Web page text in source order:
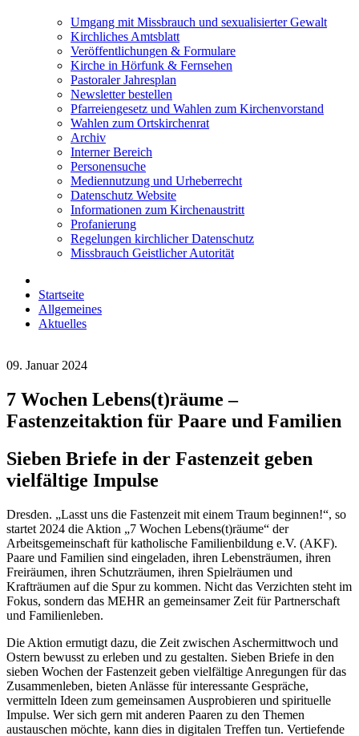
Umgang mit Missbrauch und sexualisierter Gewalt
Kirchliches Amtsblatt
Veröffentlichungen & Formulare
Kirche in Hörfunk & Fernsehen
Pastoraler Jahresplan
Newsletter bestellen
Pfarreiengesetz und Wahlen zum Kirchenvorstand
Wahlen zum Ortskirchenrat
Archiv
Interner Bereich
Personensuche
Mediennutzung und Urheberrecht
Datenschutz Website
Informationen zum Kirchenaustritt
Profanierung
Regelungen kirchlicher Datenschutz
Missbrauch Geistlicher Autorität
Startseite
Allgemeines
Aktuelles
09. Januar 2024
7 Wochen Lebens(t)räume –
Fastenzeitaktion für Paare und Familien
Sieben Briefe in der Fastenzeit geben
vielfältige Impulse
Dresden. „Lasst uns die Fastenzeit mit einem Traum beginnen!“, so
startet 2024 die Aktion „7 Wochen Lebens(t)räume“ der
Arbeitsgemeinschaft für katholische Familienbildung e.V. (AKF).
Paare und Familien sind eingeladen, ihren Lebensträumen, ihren
Freiräumen, ihren Schutzräumen, ihren Spielräumen und
Krafträumen auf die Spur zu kommen. Nicht das Verzichten steht im
Fokus, sondern das MEHR an gemeinsamer Zeit für Partnerschaft
und Familienleben.
Die Aktion ermutigt dazu, die Zeit zwischen Aschermittwoch und
Ostern bewusst zu erleben und zu gestalten. Sieben Briefe in den
sieben Wochen der Fastenzeit geben vielfältige Anregungen für das
Zusammenleben, bieten Anlässe für interessante Gespräche,
vermitteln Ideen zum gemeinsamen Ausprobieren und spirituelle
Impulse. Wer sich gern mit anderen Paaren zu den Themen
austauschen möchte, kann dies in digitalen Treffen tun. Vertiefende